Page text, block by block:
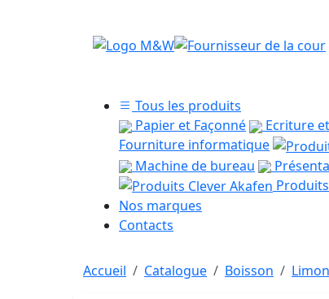
Tous les produits
Papier et Façonné
Ecriture
Fourniture informatique
Machine de bureau
Nos marques
Contacts
Accueil Catalogue Boisson